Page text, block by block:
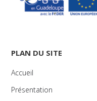
PLAN DU SITE
Accueil
Présentation